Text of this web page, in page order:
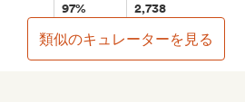
97% 2,738
類似のキュレーターを見る